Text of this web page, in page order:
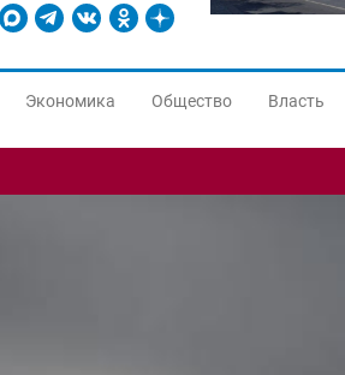
Экономика Общество Власть